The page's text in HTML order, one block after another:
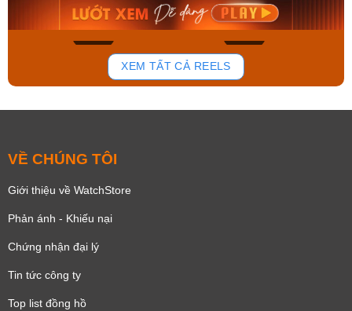
166
Mua ngay Mua ngay
XEM TẤT CẢ REELS
VỀ CHÚNG TÔI
Giới thiệu về WatchStore
Phản ánh - Khiếu nại
Chứng nhận đại lý
Tin tức công ty
Top list đồng hồ